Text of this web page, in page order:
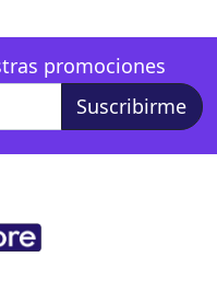
promociones
Suscribirme